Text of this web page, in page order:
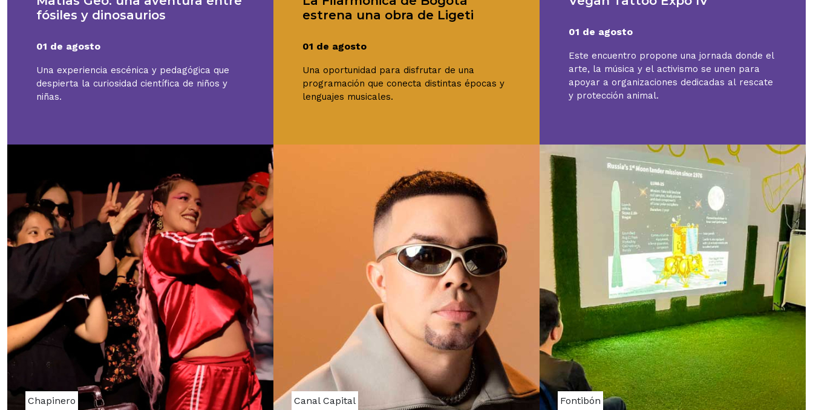
fósiles y dinosaurios
01 de agosto
Una experiencia escénica y pedagógica que
despierta la curiosidad científica de niños y
niñas.
estrena una obra de Ligeti
01 de agosto
Una oportunidad para disfrutar de una
programación que conecta distintas épocas y
lenguajes musicales.
01 de agosto
Este encuentro propone una jornada donde el
arte, la música y el activismo se unen para
apoyar a organizaciones dedicadas al rescate
y protección animal.
Chapinero Canal Capital Fontibón